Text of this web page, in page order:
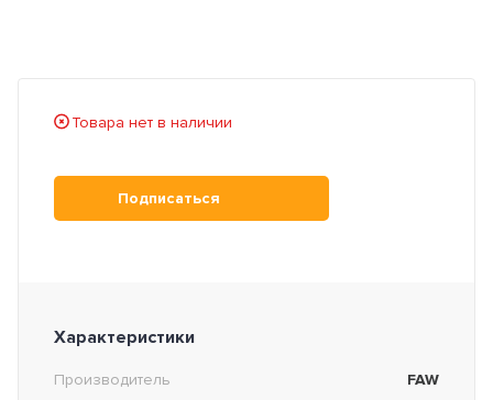
Товара нет в наличии
Подписаться
Характеристики
Производитель
FAW